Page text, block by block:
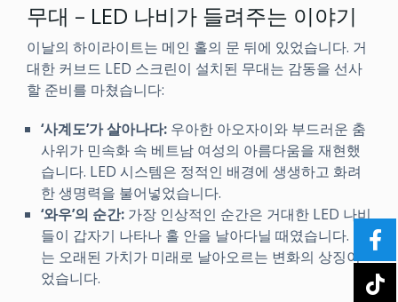
무대 – LED 나비가 들려주는 이야기
이날의 하이라이트는 메인 홀의 문 뒤에 있었습니다. 거
대한 커브드 LED 스크린이 설치된 무대는 감동을 선사
할 준비를 마쳤습니다:
‘사계도’가 살아나다: 우아한 아오자이와 부드러운 춤
사위가 민속화 속 베트남 여성의 아름다움을 재현했
습니다. LED 시스템은 정적인 배경에 생생하고 화려
한 생명력을 불어넣었습니다.
‘와우’의 순간: 가장 인상적인 순간은 거대한 LED 나비
들이 갑자기 나타나 홀 안을 날아다닐 때였습니다. 이
는 오래된 가치가 미래로 날아오르는 변화의 상징이
었습니다.